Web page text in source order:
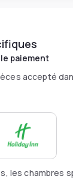
paiement
accepté
les chambres